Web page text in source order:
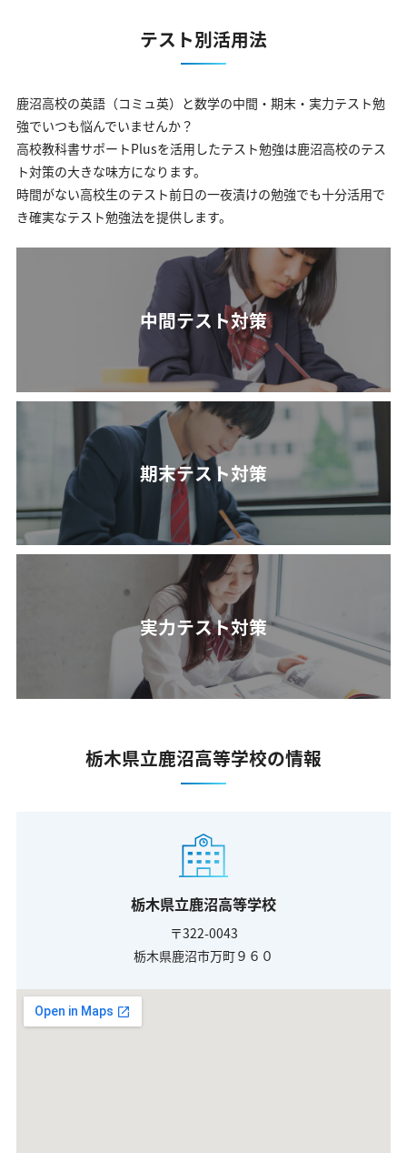
テスト別活用法
鹿沼高校の英語（コミュ英）と数学の中間・期末・実力テスト勉
強でいつも悩んでいませんか？
高校教科書サポートPlusを活用したテスト勉強は鹿沼高校のテス
ト対策の大きな味方になります。
時間がない高校生のテスト前日の一夜漬けの勉強でも十分活用で
き確実なテスト勉強法を提供します。
中間テスト対策
期末テスト対策
実力テスト対策
栃木県立鹿沼高等学校の情報
栃木県立鹿沼高等学校
〒322-0043
栃木県鹿沼市万町９６０